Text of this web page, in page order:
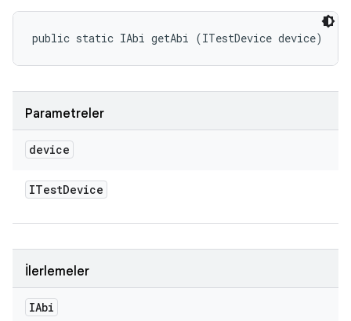
public static IAbi getAbi (ITestDevice device)
Parametreler
device
ITestDevice
İlerlemeler
IAbi